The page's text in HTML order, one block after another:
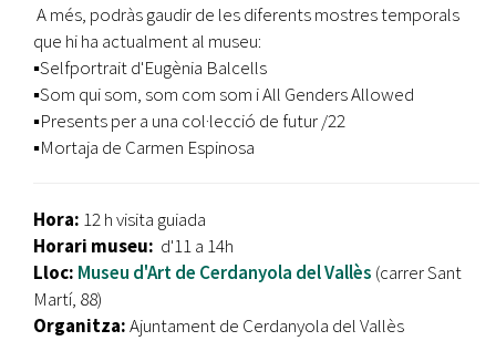
A més, podràs gaudir de les diferents mostres temporals
que hi ha actualment al museu:
▪️Selfportrait d'Eugènia Balcells
▪️Som qui som, som com som i All Genders Allowed
▪️Presents per a una col·lecció de futur /22
▪️Mortaja de Carmen Espinosa
Hora: 12 h visita guiada
Horari museu: d'11 a 14h
Lloc: Museu d'Art de Cerdanyola del Vallès (carrer Sant
Martí, 88)
Organitza:Ajuntament de Cerdanyola del Vallès